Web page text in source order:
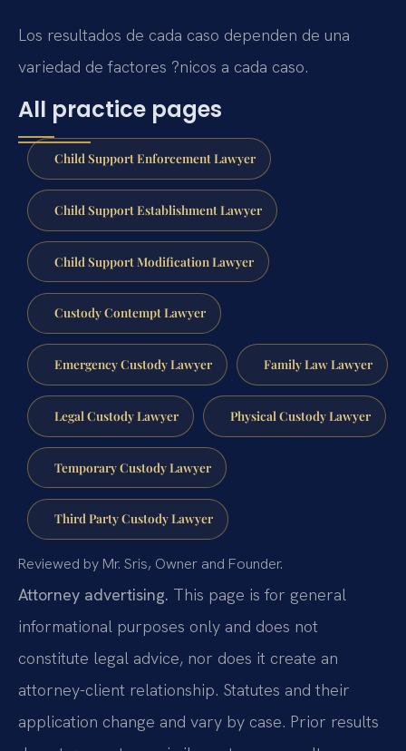
Los resultados de cada caso dependen de una
variedad de factores ?nicos a cada caso.
All practice pages
Child Support Enforcement Lawyer
Child Support Establishment Lawyer
Child Support Modification Lawyer
Custody Contempt Lawyer
Emergency Custody Lawyer Family Law Lawyer
Legal Custody Lawyer Physical Custody Lawyer
Temporary Custody Lawyer
Third Party Custody Lawyer
Reviewed by Mr. Sris, Owner and Founder.
Attorney advertising. This page is for general
informational purposes only and does not
constitute legal advice, nor does it create an
attorney-client relationship. Statutes and their
application change and vary by case. Prior results